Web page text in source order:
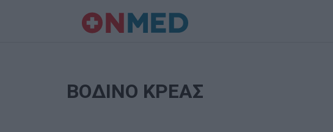
ΒΟΔΙΝΟ ΚΡΕΑΣ